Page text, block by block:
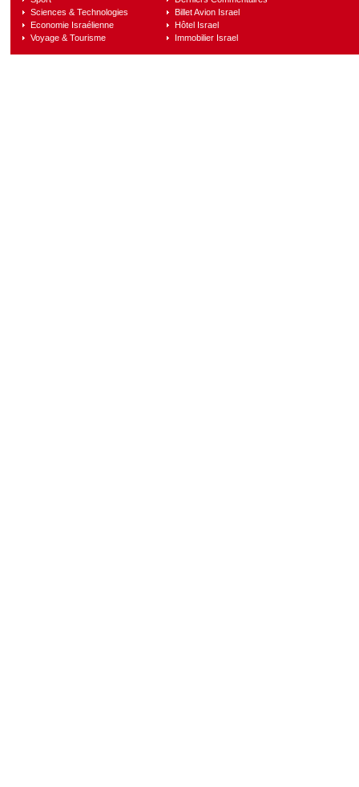
Sciences & Technologies
Economie Israélienne
Voyage & Tourisme
Billet Avion Israel
Hôtel Israel
Immobilier Israel